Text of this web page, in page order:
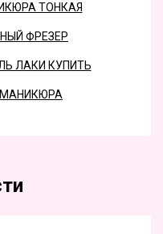
ТОНКАЯ
ФРЕЗЕР
ЛАКИ КУПИТЬ
МАНИКЮРА